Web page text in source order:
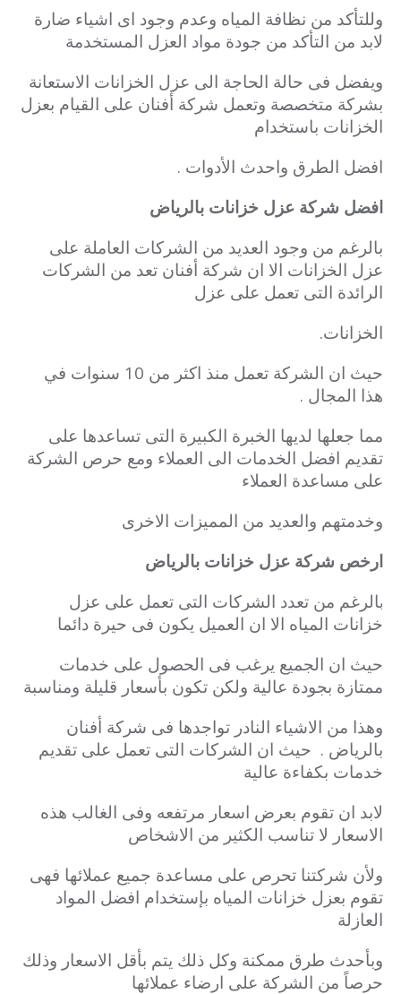
وللتأكد من نظافة المياه وعدم وجود اى اشياء ضارة
لابد من التأكد من جودة مواد العزل المستخدمة
ويفضل فى حالة الحاجة الى عزل الخزانات الاستعانة
بشركة متخصصة وتعمل شركة أفنان على القيام بعزل
الخزانات باستخدام
افضل الطرق واحدث الأدوات .
افضل شركة عزل خزانات بالرياض
بالرغم من وجود العديد من الشركات العاملة على
عزل الخزانات الا ان شركة أفنان تعد من الشركات
الرائدة التى تعمل على عزل
الخزانات.
حيث ان الشركة تعمل منذ اكثر من 10 سنوات في
هذا المجال .
مما جعلها لديها الخبرة الكبيرة التى تساعدها على
تقديم افضل الخدمات الى العملاء ومع حرص الشركة
على مساعدة العملاء
وخدمتهم والعديد من المميزات الاخرى
ارخص شركة عزل خزانات بالرياض
بالرغم من تعدد الشركات التى تعمل على عزل
خزانات المياه الا ان العميل يكون فى حيرة دائما
حيث ان الجميع يرغب فى الحصول على خدمات
ممتازة بجودة عالية ولكن تكون بأسعار قليلة ومناسبة
وهذا من الاشياء النادر تواجدها فى شركة أفنان
بالرياض . حيث ان الشركات التى تعمل على تقديم
خدمات بكفاءة عالية
لابد ان تقوم بعرض اسعار مرتفعه وفى الغالب هذه
الاسعار لا تناسب الكثير من الاشخاص
ولأن شركتنا تحرص على مساعدة جميع عملائها فهى
تقوم بعزل خزانات المياه بإستخدام افضل المواد
العازلة
وبأحدث طرق ممكنة وكل ذلك يتم بأقل الاسعار وذلك
حرصاً من الشركة على ارضاء عملائها